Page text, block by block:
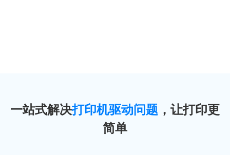
一站式解决打印机驱动问题 ，让打印更
简单